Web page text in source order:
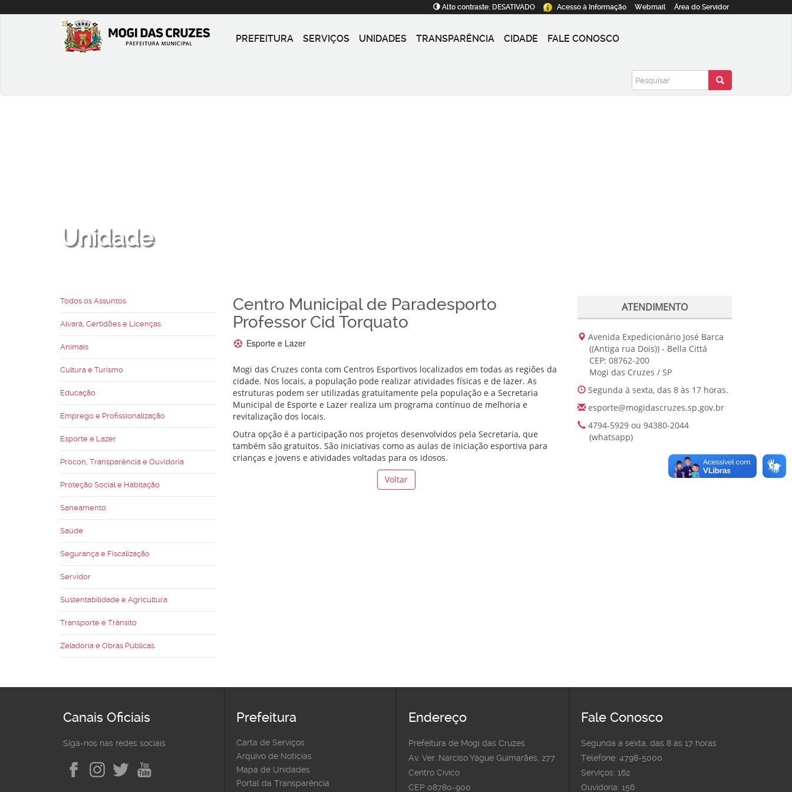
Alto contraste: DESATIVADO Acesso à Informação Webmail Área do Servidor
PREFEITURA SERVIÇOS UNIDADES TRANSPARÊNCIA CIDADE FALE CONOSCO
Unidade
Todos os Assuntos
Alvará, Certidões e Licenças
Animais
Cultura e Turismo
Educação
Emprego e Profissionalização
Esporte e Lazer
Procon, Transparência e Ouvidoria
Proteção Social e Habitação
Saneamento
Saúde
Segurança e Fiscalização
Servidor
Sustentabilidade e Agricultura
Transporte e Trânsito
Zeladoria e Obras Públicas
Centro Municipal de Paradesporto
Professor Cid Torquato
Esporte e Lazer
Mogi das Cruzes conta com Centros Esportivos localizados em todas as regiões da
cidade. Nos locais, a população pode realizar atividades físicas e de lazer. As
estruturas podem ser utilizadas gratuitamente pela população e a Secretaria
Municipal de Esporte e Lazer realiza um programa contínuo de melhoria e
revitalização dos locais.
Outra opção é a participação nos projetos desenvolvidos pela Secretaria, que
também são gratuitos. São iniciativas como as aulas de iniciação esportiva para
crianças e jovens e atividades voltadas para os idosos.
Voltar
ATENDIMENTO
Avenida Expedicionário José Barca
((Antiga rua Dois)) - Bella Cittá
CEP: 08762-200
Mogi das Cruzes / SP
Segunda à sexta, das 8 às 17 horas.
esporte@mogidascruzes.sp.gov.br
4794-5929 ou 94380-2044
(whatsapp)
Canais Oficiais
Siga-nos nas redes sociais
Prefeitura
Carta de Serviços
Arquivo de Notícias
Mapa de Unidades
Portal da Transparência
Endereço
Prefeitura de Mogi das Cruzes
Av. Ver. Narciso Yague Guimarães, 277
Centro Cívico
CEP 08780-900
Fale Conosco
Segunda a sexta, das 8 às 17 horas
Telefone: 4798-5000
Serviços: 162
Ouvidoria: 156